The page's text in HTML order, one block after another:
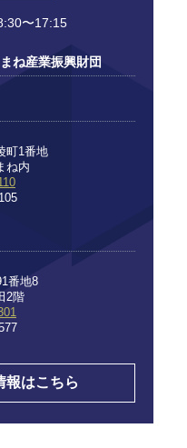
〜17:15
ね産業振興財団
町1番地
ね内
番地8
2階
報はこちら